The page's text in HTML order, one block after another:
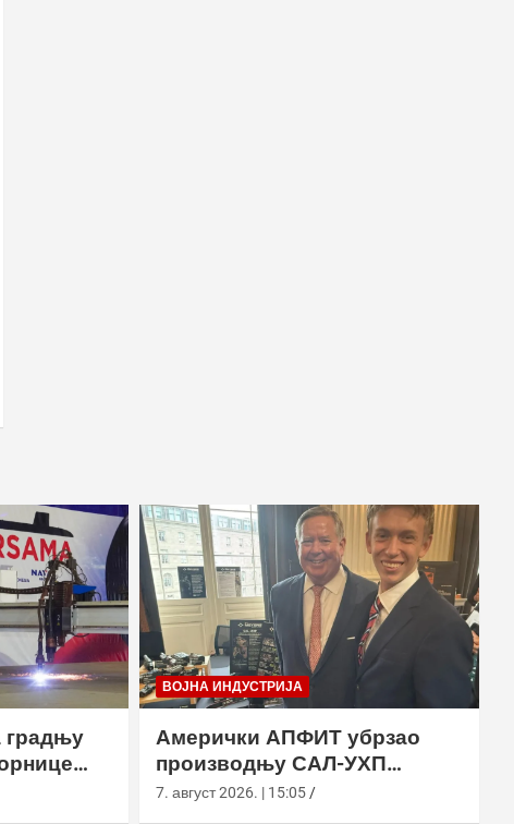
градњу
ВОЈНА ИНДУСТРИЈА
Амерички АПФИТ убрзао
производњу САЛ-УХП
ласера за УССОЦОМ
7. август 2026. | 15:05